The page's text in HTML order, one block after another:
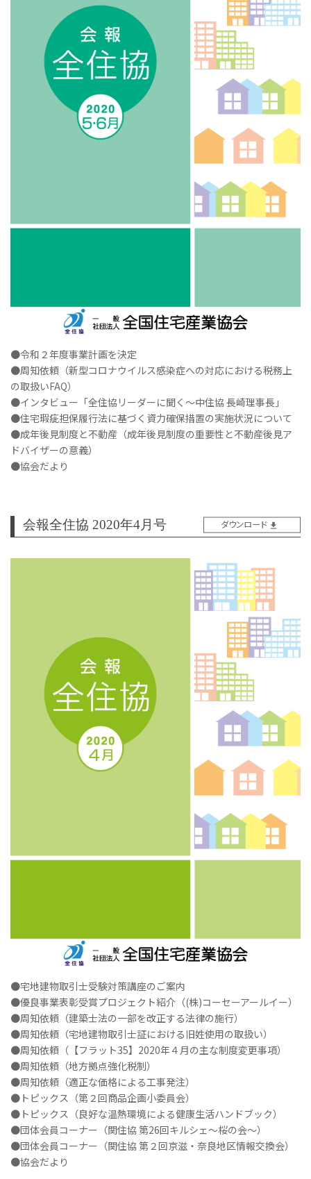
●令和２年度事業計画を決定
●周知依頼（新型コロナウイルス感染症への対応における税務上
の取扱いFAQ）
●インタビュー「全住協リーダーに聞く～中住協 長崎理事長」
●住宅瑕疵担保履行法に基づく資力確保措置の実施状況について
●成年後見制度と不動産（成年後見制度の重要性と不動産後見ア
ドバイザーの意義）
●協会だより
会報全住協 2020年4月号 ダウンロード
●宅地建物取引士受験対策講座のご案内
●優良事業表彰受賞プロジェクト紹介（(株)コーセーアールイー）
●周知依頼（建築士法の一部を改正する法律の施行）
●周知依頼（宅地建物取引士証における旧姓使用の取扱い）
●周知依頼（【フラット35】2020年４月の主な制度変更事項）
●周知依頼（地方拠点強化税制）
●周知依頼（適正な価格による工事発注）
●トピックス（第２回商品企画小委員会）
●トピックス（良好な温熱環境による健康生活ハンドブック）
●団体会員コーナー（関住協 第26回キルシェ～桜の会～）
●団体会員コーナー（関住協 第２回京滋・奈良地区情報交換会）
●協会だより